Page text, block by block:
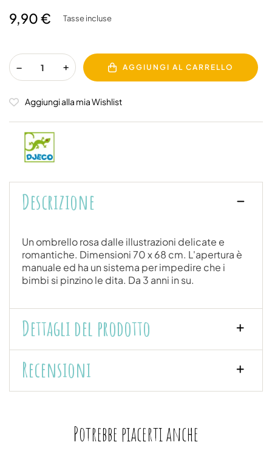
9,90 € Tasse incluse
AGGIUNGI AL CARRELLO
Aggiungi alla mia Wishlist
Descrizione
Un ombrello rosa dalle illustrazioni delicate e
romantiche. Dimensioni 70 x 68 cm. L'apertura è
manuale ed ha un sistema per impedire che i
bimbi si pinzino le dita. Da 3 anni in su.
Dettagli del prodotto
Recensioni
Potrebbe piacerti anche